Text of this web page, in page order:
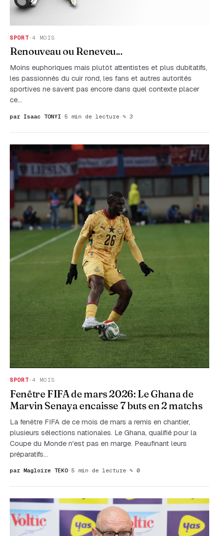
SPORT·4 MOIS
Renouveau ou Reneveu...
Moins euphoriques mais plutôt attentistes et plus dubitatifs,
les passionnés du cuir rond, les fans et autres autorités
sportives ne savent pas encore dans quel contexte placer
ce…
par Isaac TONYI · 5 min de lecture · ✎ 3
SPORT·4 MOIS
Fenêtre FIFA de mars 2026: Le Ghana de
Marvin Senaya encaisse 7 buts en 2 matchs
La fenêtre FIFA de ce mois de mars a remis en chantier,
plusieurs sélections nationales. Le Ghana, qualifié pour la
Coupe du Monde n'est pas en marge. Peaufinant leurs
préparatifs…
par Magloire TEKO · 5 min de lecture · ✎ 0